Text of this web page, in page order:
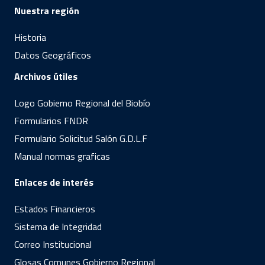
Nuestra región
Historia
Datos Geográficos
Archivos útiles
Logo Gobierno Regional del Biobío
Formularios FNDR
Formulario Solicitud Salón G.D.L.F
Manual normas graficas
Enlaces de interés
Estados Financieros
Sistema de Integridad
Correo Institucional
Glosas Comunes Gobierno Regional